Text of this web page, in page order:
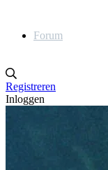
Forum
Registreren
Inloggen